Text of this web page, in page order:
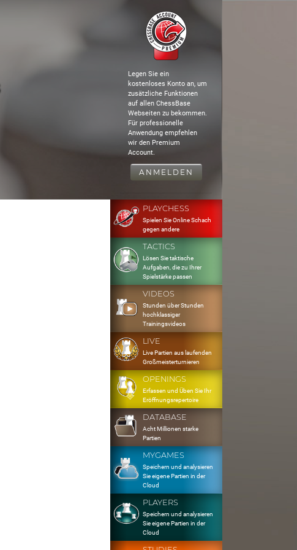
Legen Sie ein
kostenloses Konto an, um
zusätzliche Funktionen
auf allen ChessBase
Webseiten zu bekommen.
Für professionelle
Anwendung empfehlen
wir den Premium
Account.
ANMELDEN
PLAYCHESS
Spielen Sie Online Schach
gegen andere
TACTICS
Lösen Sie taktische
Aufgaben, die zu Ihrer
Spielstärke passen
VIDEOS
Stunden über Stunden
hochklassiger
Trainingsvideos
LIVE
Live Partien aus laufenden
Großmeisterturnieren
OPENINGS
Erfassen und Üben Sie Ihr
Eröffnungsrepertoire
DATABASE
Acht Millionen starke
Partien
MYGAMES
Speichern und analysieren
Sie eigene Partien in der
Cloud
PLAYERS
Speichern und analysieren
Sie eigene Partien in der
Cloud